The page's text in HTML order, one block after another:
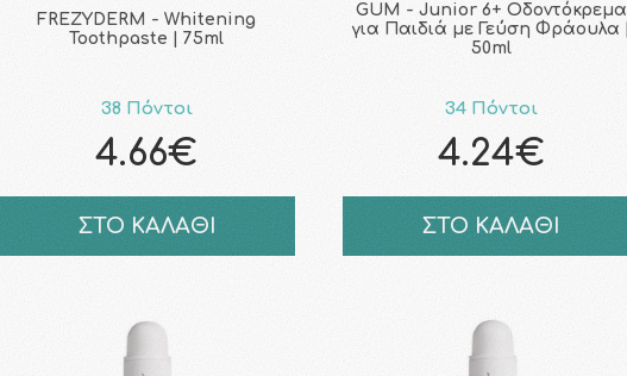
FREZYDERM - Whitening
Toothpaste | 75ml
38 Πόντοι
4.66€
ΣΤΟ ΚΑΛΑΘΙ
GUM - Junior 6+ Οδοντόκρεμα
για Παιδιά με Γεύση Φράουλα |
50ml
34 Πόντοι
4.24€
ΣΤΟ ΚΑΛΑΘΙ